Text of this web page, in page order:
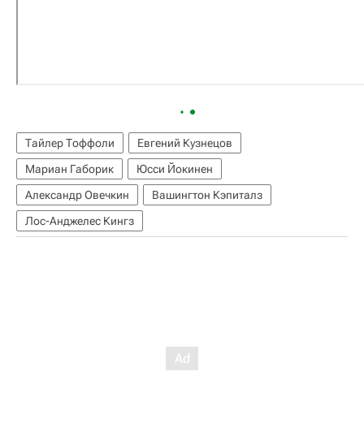
Тайлер Тоффоли
Евгений Кузнецов
Мариан Габорик
Юсси Йокинен
Александр Овечкин
Вашингтон Кэпиталз
Лос-Анджелес Кингз